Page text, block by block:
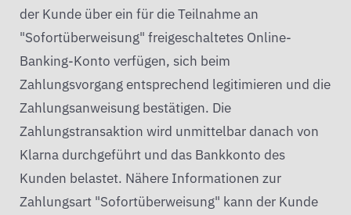
der Kunde über ein für die Teilnahme an
"Sofortüberweisung" freigeschaltetes Online-
Banking-Konto verfügen, sich beim
Zahlungsvorgang entsprechend legitimieren und die
Zahlungsanweisung bestätigen. Die
Zahlungstransaktion wird unmittelbar danach von
Klarna durchgeführt und das Bankkonto des
Kunden belastet. Nähere Informationen zur
Zahlungsart "Sofortüberweisung" kann der Kunde